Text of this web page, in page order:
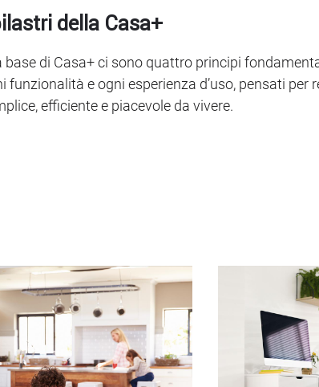
della Casa+
base di Casa+ ci sono quattro principi
funzionalità e ogni esperienza d’uso, pensati per
efficiente e piacevole da vivere.